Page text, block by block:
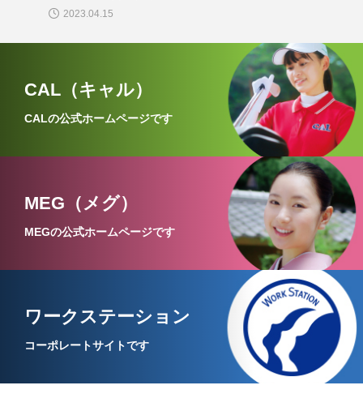
2023.04.15
CAL（キャル）
CALの公式ホームページです
MEG（メグ）
MEGの公式ホームページです
ワークステーション
コーポレートサイトです